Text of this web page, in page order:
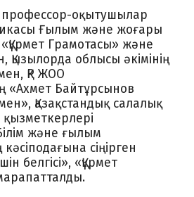
оқытушылар
Ғылым және жоғары
«Құрмет Грамотасы» және
Қызылорда облысы әкімінің
ҚР ЖОО
«Ахмет Байтұрсынов
Қазақстандық салалық
және ғылым
сіңірген
белгісі», «Құрмет